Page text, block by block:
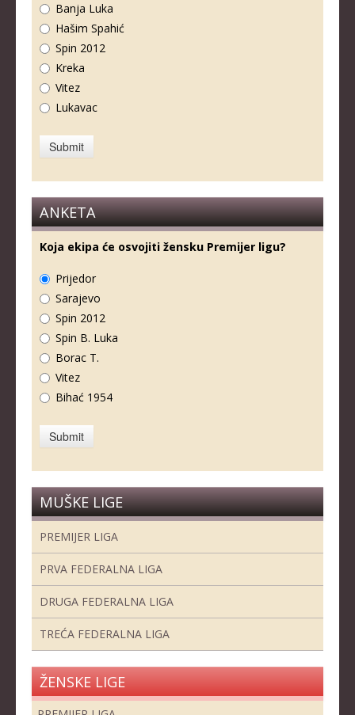
Banja Luka
Hašim Spahić
Spin 2012
Kreka
Vitez
Lukavac
ANKETA
Koja ekipa će osvojiti žensku Premijer ligu?
Prijedor
Sarajevo
Spin 2012
Spin B. Luka
Borac T.
Vitez
Bihać 1954
MUŠKE LIGE
PREMIJER LIGA
PRVA FEDERALNA LIGA
DRUGA FEDERALNA LIGA
TREĆA FEDERALNA LIGA
ŽENSKE LIGE